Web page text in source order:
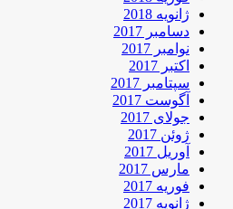
ژانویه 2018
دسامبر 2017
نوامبر 2017
اکتبر 2017
سپتامبر 2017
آگوست 2017
جولای 2017
ژوئن 2017
آوریل 2017
مارس 2017
فوریه 2017
ژانویه 2017